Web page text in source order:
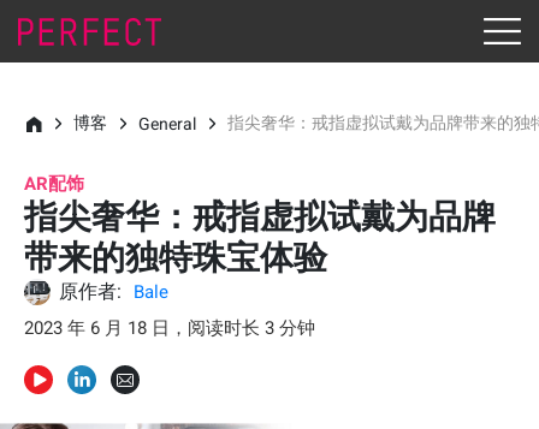
博客 General 指尖奢华：戒指虚拟试戴为品牌带来的独
AR配饰
指尖奢华：戒指虚拟试戴为品牌
带来的独特珠宝体验
原作者:
Bale
2023 年 6 月 18 日，阅读时长 3 分钟